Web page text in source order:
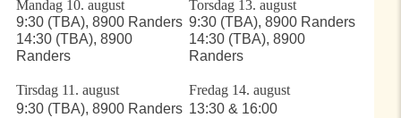
Mandag 10. august
9:30 (TBA), 8900 Randers
14:30 (TBA), 8900
Randers
Tirsdag 11. august
9:30 (TBA), 8900 Randers
Torsdag 13. august
9:30 (TBA), 8900 Randers
14:30 (TBA), 8900
Randers
Fredag 14. august
13:30 & 16:00